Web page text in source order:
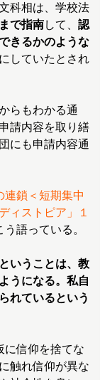
科相は、学校法
で指南して、 認
きるかのような
していたとされ
らもわかる通
請内容を取り繕
にも申請内容通
連鎖＜短期集中
ィストピア」１
語っている。
いうことは、教
うになる。私自
れているという
信仰を捨てな
触れ信仰が異な